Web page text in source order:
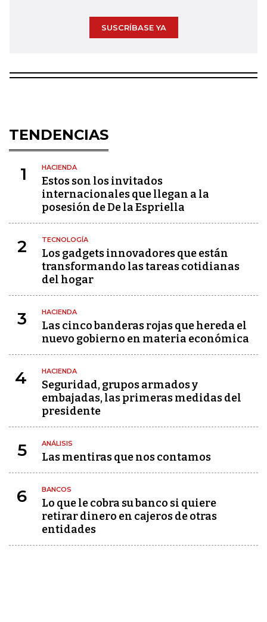
SUSCRÍBASE YA
TENDENCIAS
1 HACIENDA
Estos son los invitados
internacionales que llegan a la
posesión de De la Espriella
2 TECNOLOGÍA
Los gadgets innovadores que están
transformando las tareas cotidianas
del hogar
3 HACIENDA
Las cinco banderas rojas que hereda el
nuevo gobierno en materia económica
4 HACIENDA
Seguridad, grupos armados y
embajadas, las primeras medidas del
presidente
5 ANÁLISIS
Las mentiras que nos contamos
6 BANCOS
Lo que le cobra su banco si quiere
retirar dinero en cajeros de otras
entidades